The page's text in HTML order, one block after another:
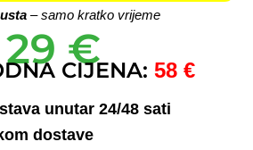
– samo kratko vrijeme
29 €CIJENA: 58 €
unutar 24/48 sati
dostave